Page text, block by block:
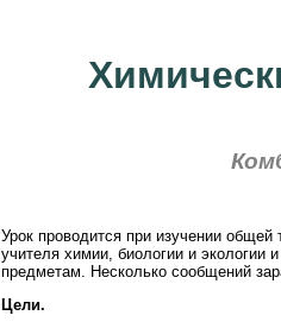
Урок проводится при изучении
учителя химии, биологии и
предметам. Несколько сообщений
Цели.